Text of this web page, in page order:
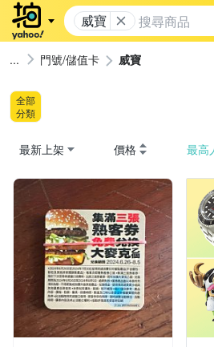
威寶
門號/儲值卡 威寶
全部
分類
最新上架 價格 最高